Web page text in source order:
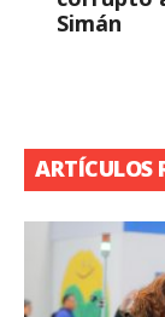
Simán
ARTÍCULOS